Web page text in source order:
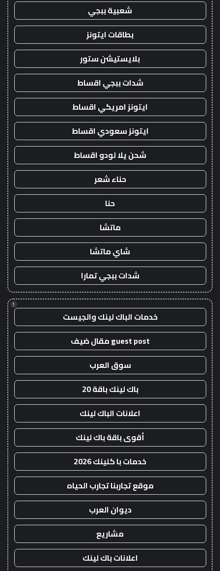
شعبية ببجي
بطاقات ايتونز
بلايستيشن ستور
شدات ببجي اقساط
ايتونز امريكي اقساط
ايتونز سعودي اقساط
شحن يلا لودو اقساط
حناء شعر
حنا
ماتشا
شاي ماتشا
شدات ببجي تمارا
!
خدمات الباك لينك والجيست
guest post مقال ضيف
سوق العرب
باك لينك باقة 20
اعلانات الباك لينك
أقوى باقة باك لينك
خدمات با كلينك 2026
موقع تجاربنا تجارب الحياه
ديوان العرب
مشاريع
اعلانات باك لينك